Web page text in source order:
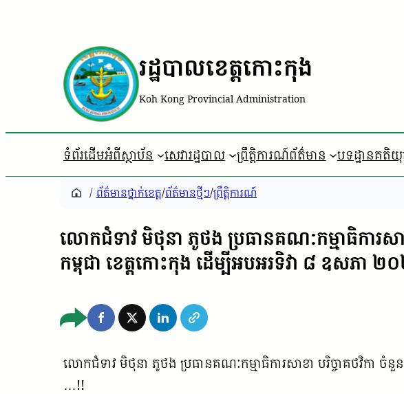
រដ្ឋបាលខេត្តកោះកុង
Koh Kong Provincial Administration
ទំព័រដើមអំពីស្ថាប័ន សេវារដ្ឋបាល ព្រឹត្តិការណ៍ព័ត៌មាន បទដ្ឋានគតិយុ
/ ព័ត៌មានថ្នាក់ខេត្ត/ព័ត៌មានថ្មីៗ/ព្រឹត្តិការណ៍
លោកជំទាវ មិថុនា ភូថង ប្រធានគណៈកម្មាធិការ
កម្ពុជា ខេត្តកោះកុង ដើម្បីអបអរទិវា ៨ ឧសភា ២
លោកជំទាវ មិថុនា ភូថង ប្រធានគណៈកម្មាធិការសាខា បរិច្ចាគថវិកា
…!!